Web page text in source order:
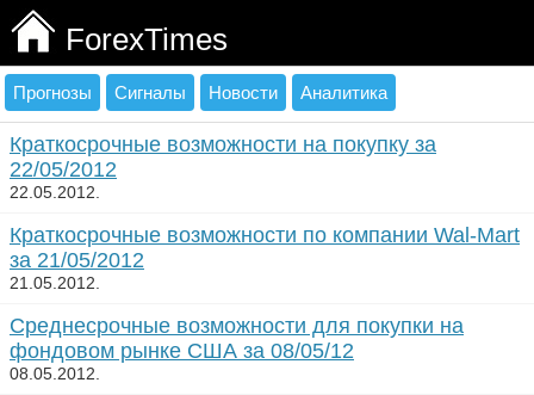
ForexTimes
Прогнозы Сигналы Новости Аналитика
Краткосрочные возможности на покупку за
22/05/2012
22.05.2012.
Краткосрочные возможности по компании Wal-Mart
за 21/05/2012
21.05.2012.
Среднесрочные возможности для покупки на
фондовом рынке США за 08/05/12
08.05.2012.